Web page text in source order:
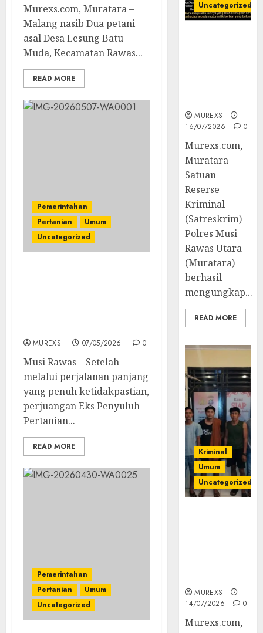
Murexs.com, Muratara –
Malang nasib Dua petani
asal Desa Lesung Batu
Muda, Kecamatan Rawas...
READ MORE
Pemerintahan
Pertanian
Umum
Uncategorized
MUREXS 07/05/2026 0
Musi Rawas – Setelah
melalui perjalanan panjang
yang penuh ketidakpastian,
perjuangan Eks Penyuluh
Pertanian...
READ MORE
Pemerintahan
Pertanian
Umum
Uncategorized
Uncategorized
MUREXS
16/07/2026
0
Murexs.com,
Muratara –
Satuan
Reserse
Kriminal
(Satreskrim)
Polres Musi
Rawas Utara
(Muratara)
berhasil
mengungkap...
READ MORE
Kriminal
Umum
Uncategorized
MUREXS
14/07/2026
0
Murexs.com,